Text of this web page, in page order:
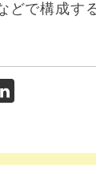
どで構成す